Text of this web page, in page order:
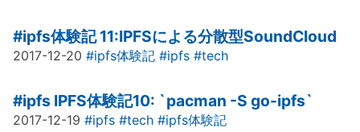
#ipfs体験記 11:IPFSによる分散型SoundCloud
2017-12-20 #ipfs体験記 #ipfs #tech
#ipfs IPFS体験記10: `pacman -S go-ipfs`
2017-12-19 #ipfs #tech #ipfs体験記